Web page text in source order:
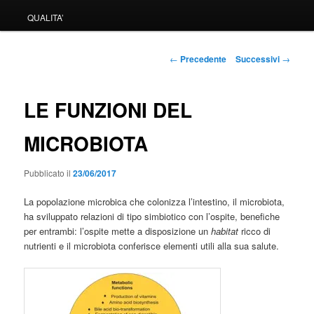
QUALITA’
Navigazione
← Precedente Successivi →
LE FUNZIONI DEL
MICROBIOTA
Pubblicato il23/06/2017
La popolazione microbica che colonizza l’intestino, il microbiota,
ha sviluppato relazioni di tipo simbiotico con l’ospite, benefiche
per entrambi: l’ospite mette a disposizione unhabitat ricco di
nutrienti e il microbiota conferisce elementi utili alla sua salute.